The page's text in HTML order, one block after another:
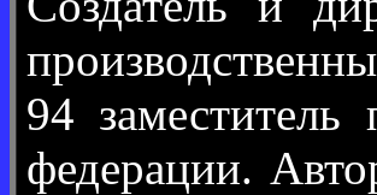
94 заместитель
федерации.